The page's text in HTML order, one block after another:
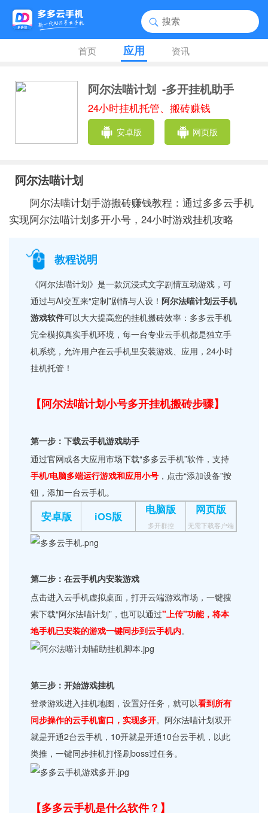
首页 应用 资讯
阿尔法喵计划 -多开挂机助手
24小时挂机托管、搬砖赚钱
安卓版 网页版
阿尔法喵计划
阿尔法喵计划手游搬砖赚钱教程：通过多多云手机
实现阿尔法喵计划多开小号，24小时游戏挂机攻略
教程说明
《阿尔法喵计划》是一款沉浸式文字剧情互动游戏，可
通过与AI交互来“定制”剧情与人设！阿尔法喵计划云手机
游戏软件可以大大提高您的挂机搬砖效率：多多云手机
完全模拟真实手机环境，每一台专业云手机都是独立手
机系统，允许用户在云手机里安装游戏、应用，24小时
挂机托管！
【阿尔法喵计划小号多开挂机搬砖步骤】
第一步：下载云手机游戏助手
通过官网或各大应用市场下载“多多云手机”软件，支持
手机/电脑多端运行游戏和应用小号 ，点击“添加设备”按
钮，添加一台云手机。
安卓版 iOS版 电脑版
多开群控
网页版
无需下载客户端
第二步：在云手机内安装游戏
点击进入云手机虚拟桌面，打开云端游戏市场，一键搜
索下载“阿尔法喵计划”，也可以通过"上传"功能，将本
地手机已安装的游戏一键同步到云手机内。
第三步：开始游戏挂机
登录游戏进入挂机地图，设置好任务，就可以看到所有
同步操作的云手机窗口，实现多开。阿尔法喵计划双开
就是开通2台云手机，10开就是开通10台云手机，以此
类推，一键同步挂机打怪刷boss过任务。
【多多云手机是什么软件？】